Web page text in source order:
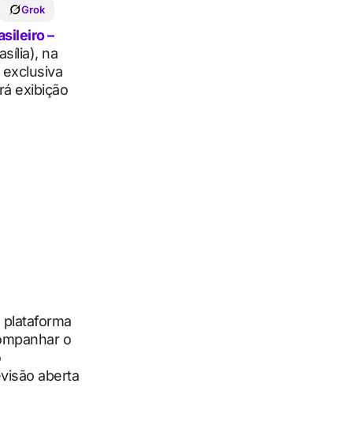
Grok
–
na
exibição
plataforma
o
aberta